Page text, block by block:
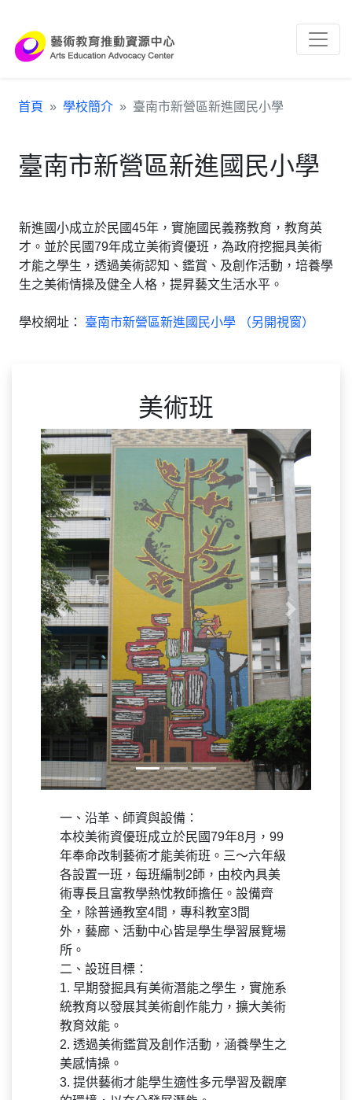
首頁 學校簡介 臺南市新營區新進國民小學
臺南市新營區新進國民小學
新進國小成立於民國45年，實施國民義務教育，教育英
才。並於民國79年成立美術資優班，為政府挖掘具美術
才能之學生，透過美術認知、鑑賞、及創作活動，培養學
生之美術情操及健全人格，提昇藝文生活水平。
學校網址： 臺南市新營區新進國民小學 （另開視窗）
美術班
Previous Next
一、沿革、師資與設備：
本校美術資優班成立於民國79年8月，99
年奉命改制藝術才能美術班。三～六年級
各設置一班，每班編制2師，由校內具美
術專長且富教學熱忱教師擔任。設備齊
全，除普通教室4間，專科教室3間
外，藝廊、活動中心皆是學生學習展覽場
所。
二、設班目標：
1. 早期發掘具有美術潛能之學生，實施系
統教育以發展其美術創作能力，擴大美術
教育效能。
2. 透過美術鑑賞及創作活動，涵養學生之
美感情操。
3. 提供藝術才能學生適性多元學習及觀摩